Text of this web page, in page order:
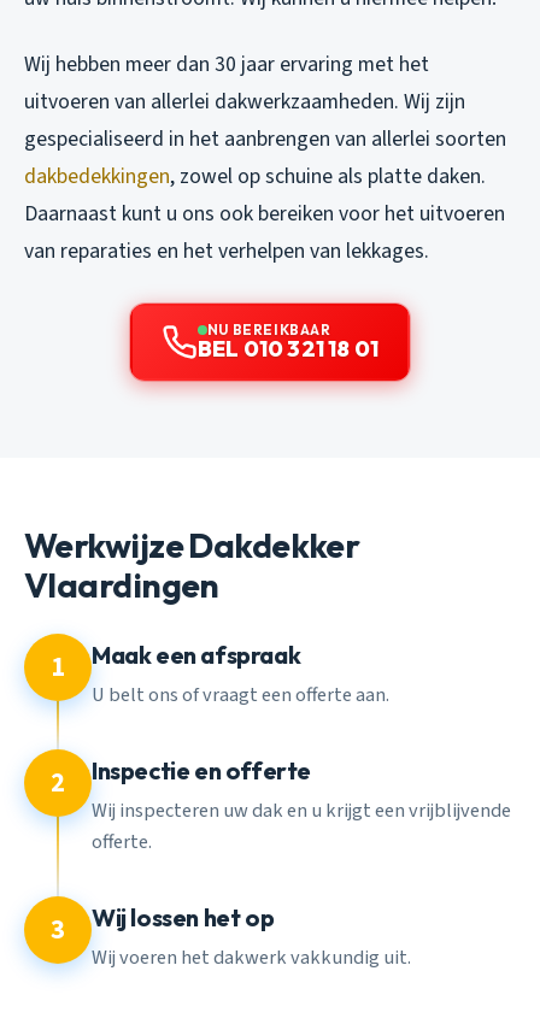
Wij hebben meer dan 30 jaar ervaring met het
uitvoeren van allerlei dakwerkzaamheden. Wij zijn
gespecialiseerd in het aanbrengen van allerlei soorten
dakbedekkingen, zowel op schuine als platte daken.
Daarnaast kunt u ons ook bereiken voor het uitvoeren
van reparaties en het verhelpen van lekkages.
NU BEREIKBAAR
BEL 010 321 18 01
Werkwijze Dakdekker
Vlaardingen
1 Maak een afspraak
U belt ons of vraagt een offerte aan.
2 Inspectie en offerte
Wij inspecteren uw dak en u krijgt een vrijblijvende
offerte.
3 Wij lossen het op
Wij voeren het dakwerk vakkundig uit.